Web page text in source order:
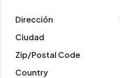
Dirección
Ciudad
Zip/Postal Code
Country